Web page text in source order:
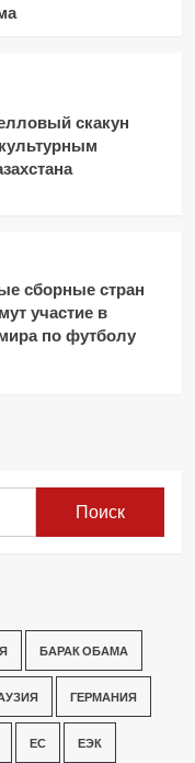
скакун
сборные стран
участие в
по футболу
БАРАК ОБАМА
ГЕРМАНИЯ
ЕС ЕЭК